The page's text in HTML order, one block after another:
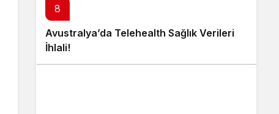
8
Avustralya’da Telehealth Sağlık Verileri
İhlali!